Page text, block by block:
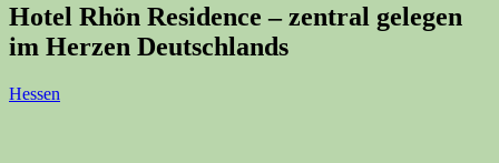
Hotel Rhön Residence – zentral gelegen
im Herzen Deutschlands
Hessen